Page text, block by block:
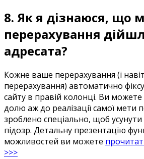
8. Якя дізнаюся, що
перерахування
адресата?
Кожне ваше перерахування (і
перерахування) автоматично
сайту в правій колонці. Ви можете
долю аждо реалізаціїсамої мети
зроблено спеціально, щоб усунути
підозр. Детальну презентацію
можливостей ви можете
>>>